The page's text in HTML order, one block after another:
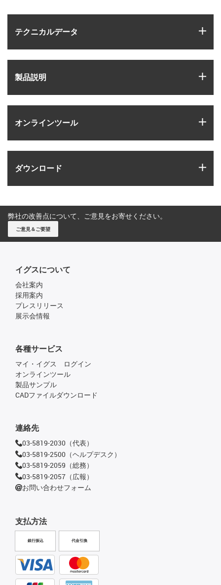
テクニカルデータ
製品説明
オンラインツール
ダウンロード
弊社の改善点について、ご意見をお寄せください。
ご意見＆ご要望
イグスについて
会社案内
採用案内
プレスリリース
展示会情報
支払方法
銀行振込 代金引換
各種サービス
マイ・イグス ログイン
オンラインツール
製品サンプル
CADファイルダウンロード
連絡先
03-5819-2030（代表）
03-5819-2500（ヘルプデスク）
03-5819-2059（総務）
03-5819-2057（広報）
お問い合わせフォーム